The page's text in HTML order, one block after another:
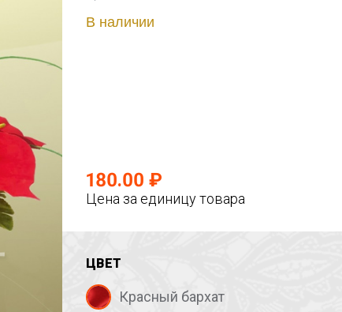
В наличии
180.00 ₽
Цена за единицу товара
ЦВЕТ
Красный бархат